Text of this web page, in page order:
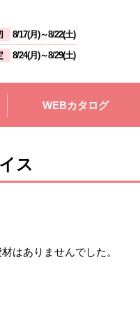
8/17(月)～8/22(土)
8/24(月)～8/29(土)
WEBカタログ
ス
はありませんでした。